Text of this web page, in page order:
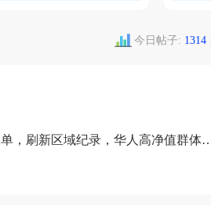
今日帖子: 1314
，刷新区域纪录，华人高净值群体